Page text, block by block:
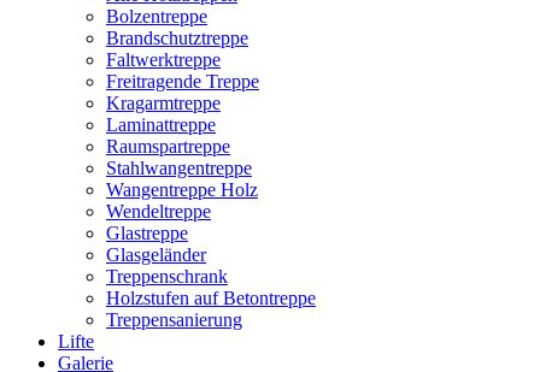
Bolzentreppe
Brandschutztreppe
Faltwerktreppe
Freitragende Treppe
Kragarmtreppe
Laminattreppe
Raumspartreppe
Stahlwangentreppe
Wangentreppe Holz
Wendeltreppe
Glastreppe
Glasgeländer
Treppenschrank
Holzstufen auf Betontreppe
Treppensanierung
Lifte
Galerie